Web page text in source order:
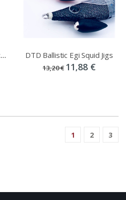
ΚΑΛΑΜΑΡΙΕΡΑ DTD ΓΟΥΡΟΥΝΑΚΙ PAUK 3.0 NATURAL WEAVER DTD Ballistic Egi Squid Jigs
13,20 € 11,88 €
1 2 3